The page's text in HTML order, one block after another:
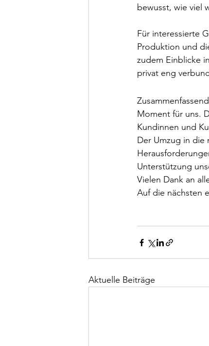
bewusst, wie viel
Für interessierte
Produktion und
zudem Einblicke
privat eng
Moment für uns.
Kundinnen und
Der Umzug in die
Unterstützung
Vielen Dank an
Auf die nächsten
Aktuelle Beiträge